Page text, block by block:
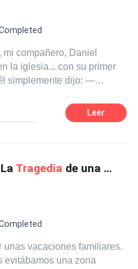
compañero, Daniel
la iglesia... con su primer
lo entiendes, nos estás
infiel o no? Él sabía
compañeros y me había
inútil dentro de la
a Daniel una carta de
me había despreciado…
loco.
Leer
Tragedia de una Familia Loba
unas vacaciones familiares.
evitábamos una zona